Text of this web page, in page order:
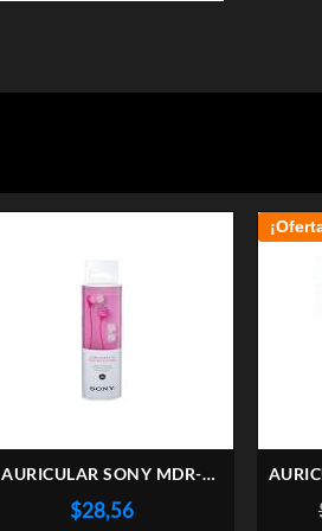
AURICULAR SONY MDR-
EX15LPPIZUC Rosa
$28,56